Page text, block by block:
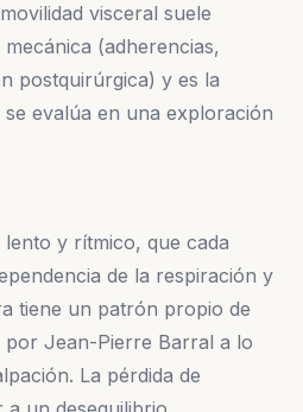
visceral suele
(adherencias,
postquirúrgica) y es la
evalúa en una exploración
y rítmico, que cada
de la respiración y
tiene un patrón propio de
por Jean-Pierre Barral a lo
La pérdida de